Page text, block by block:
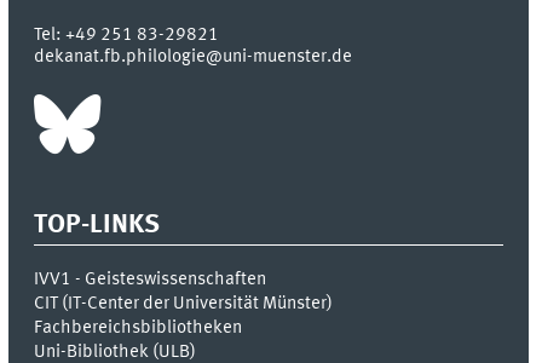
Tel:+49 251 83-29821
dekanat.fb.philologie@uni-muenster.de
TOP-LINKS
IVV1 - Geisteswissenschaften
CIT (IT-Center der Universität Münster)
Fachbereichsbibliotheken
Uni-Bibliothek (ULB)